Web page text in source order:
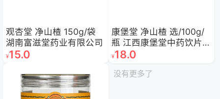
观杏堂 净山楂 150g/袋
湖南富滋堂药业有限公司
¥15.0
康堡堂 净山楂 选/100g/
瓶 江西康堡堂中药饮片有
限公司
¥18.0
没有更多了